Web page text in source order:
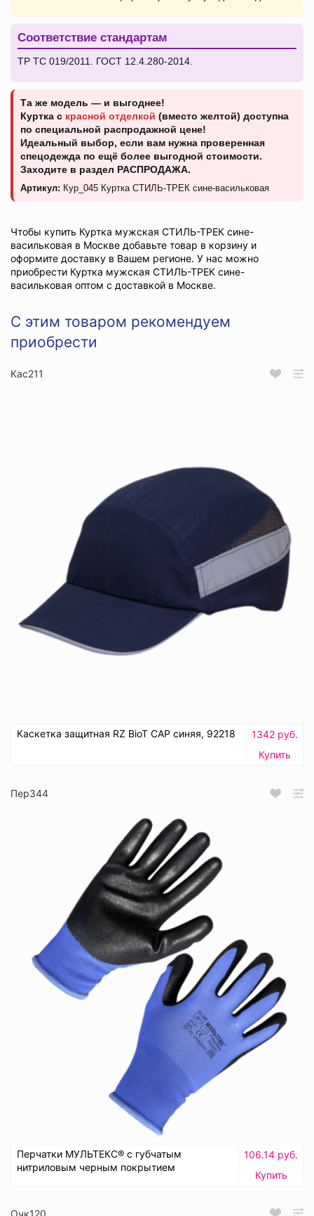
Соответствие стандартам
ТР ТС 019/2011. ГОСТ 12.4.280-2014.
Та же модель — и выгоднее!
Куртка с красной отделкой (вместо желтой) доступна
по специальной распродажной цене!
Идеальный выбор, если вам нужна проверенная
спецодежда по ещё более выгодной стоимости.
Заходите в раздел РАСПРОДАЖА.
Артикул: Кур_045 Куртка СТИЛЬ-ТРЕК сине-васильковая
Чтобы купить Куртка мужская СТИЛЬ-ТРЕК сине-
васильковая в Москве добавьте товар в корзину и
оформите доставку в Вашем регионе. У нас можно
приобрести Куртка мужская СТИЛЬ-ТРЕК сине-
васильковая оптом с доставкой в Москве.
С этим товаром рекомендуем
приобрести
Кас211
Каскетка защитная RZ BioT CAP синяя, 92218
1342 руб.
Купить
Пер344
Перчатки МУЛЬТЕКС® с губчатым
нитриловым черным покрытием
106.14 руб.
Купить
Очк120